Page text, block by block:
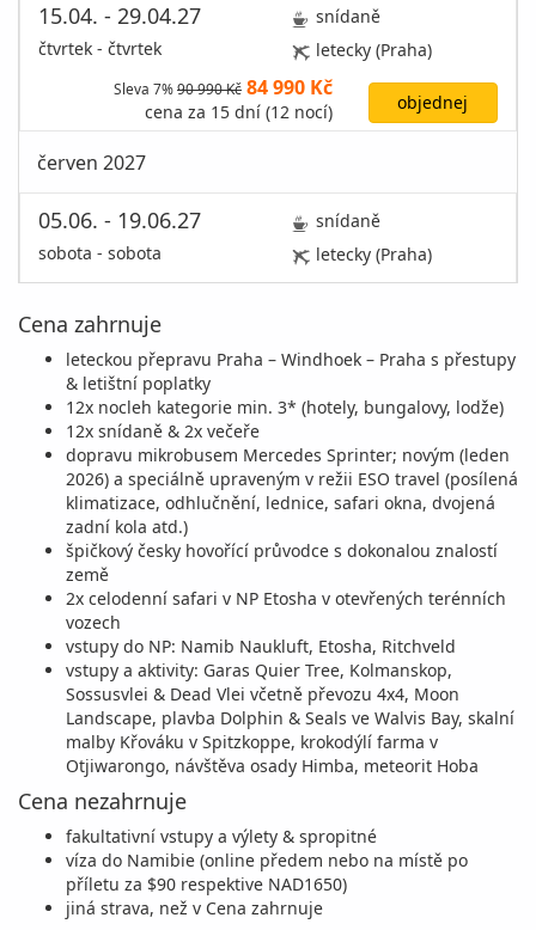
15.04. - 29.04.27
čtvrtek - čtvrtek
snídaně
letecky (Praha)
Sleva 7%90 990 Kč 84 990 Kč
cena za 15 dní (12 nocí) objednej
červen 2027
05.06. - 19.06.27
sobota - sobota
snídaně
letecky (Praha)
86 990 Kč
cena za 15 dní (12 nocí)
červenec 2027
21.07. - 04.08.27
středa - středa
snídaně
letecky (Praha)
94 990 Kč
cena za 15 dní (12 nocí) objednej
srpen 2027
03.08. - 17.08.27
úterý - úterý
letecky (Praha)
95 990 Kč
cena za 15 dní (12 nocí) objednej
říjen 2027
28.10. - 11.11.27
čtvrtek - čtvrtek
snídaně
letecky (Praha)
92 990 Kč
Cena zahrnuje
leteckou přepravu Praha – Windhoek – Praha s přestupy
& letištní poplatky
12x nocleh kategorie min. 3* (hotely, bungalovy, lodže)
12x snídaně & 2x večeře
dopravu mikrobusem Mercedes Sprinter; novým (leden
2026) a speciálně upraveným v režii ESO travel (posílená
klimatizace, odhlučnění, lednice, safari okna, dvojená
zadní kola atd.)
špičkový česky hovořící průvodce s dokonalou znalostí
země
2x celodenní safari v NP Etosha v otevřených terénních
vozech
vstupy do NP: Namib Naukluft, Etosha, Ritchveld
vstupy a aktivity: Garas Quier Tree, Kolmanskop,
Sossusvlei & Dead Vlei včetně převozu 4x4, Moon
Landscape, plavba Dolphin & Seals ve Walvis Bay, skalní
malby Křováku v Spitzkoppe, krokodýlí farma v
Otjiwarongo, návštěva osady Himba, meteorit Hoba
Cena nezahrnuje
fakultativní vstupy a výlety & spropitné
víza do Namibie (online předem nebo na místě po
příletu za $90 respektive NAD1650)
jiná strava, než v Cena zahrnuje